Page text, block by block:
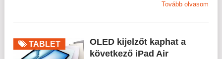
Tovább olvasom
TABLET
OLED kijelzőt kaphat a
következő iPad Air